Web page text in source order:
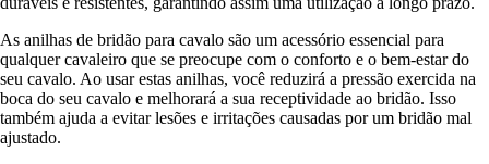
As anilhas de bridão para cavalo são um acessório essencial para
qualquer cavaleiro que se preocupe com o conforto e o bem-estar do
seu cavalo. Ao usar estas anilhas, você reduzirá a pressão exercida na
boca do seu cavalo e melhorará a sua receptividade ao bridão. Isso
também ajuda a evitar lesões e irritações causadas por um bridão mal
ajustado.